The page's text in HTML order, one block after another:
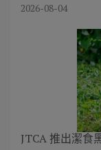
2026-08-04
JTCA 推出潔食